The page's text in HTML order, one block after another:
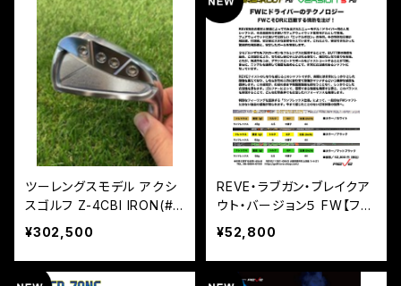
ツーレングスモデル アクシ
スゴルフ Z-4CBI IRON(#6
~PW/5本組) REVE I.Ele
vation（アイ・エレベーショ
ン）
¥302,500
REVE・ラブガン・ブレイクア
ウト・バージョン５ FW【フェ
アウェイ用シャフト】
¥52,800